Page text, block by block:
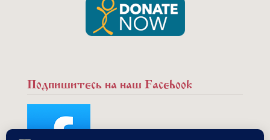
Подпишитесь на наш Facebook